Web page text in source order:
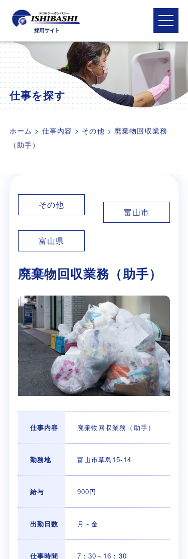
メニ
仕事を探す
ホーム > 仕事内容 > その他 > 廃棄物回収業務
（助手）
その他
富山市
富山県
廃棄物回収業務（助手）
仕事内容 廃棄物回収業務（助手）
勤務地 富山市草島15-14
給与 900円
出勤日数 月～金
仕事時間 7：30～16：30